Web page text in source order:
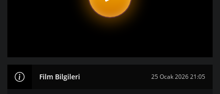
Film Bilgileri 25 Ocak 2026 21:05